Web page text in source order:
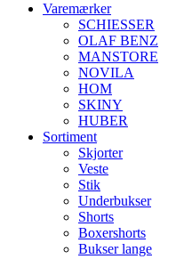
Varemærker
SCHIESSER
OLAF BENZ
MANSTORE
NOVILA
HOM
SKINY
HUBER
Sortiment
Skjorter
Veste
Stik
Underbukser
Shorts
Boxershorts
Bukser lange